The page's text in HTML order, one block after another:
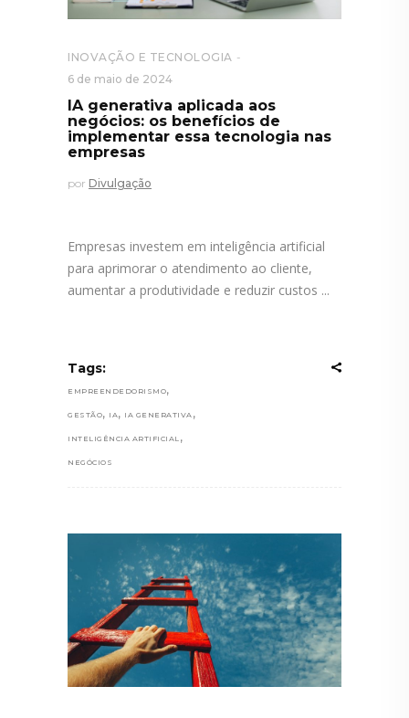
INOVAÇÃO E TECNOLOGIA
6 de maio de 2024
IA generativa aplicada aos
negócios: os benefícios de
implementar essa tecnologia nas
empresas
por Divulgação
Empresas investem em inteligência artificial
para aprimorar o atendimento ao cliente,
aumentar a produtividade e reduzir custos
Tags:
EMPREENDEDORISMO,
GESTÃO, IA , IA GENERATIVA ,
INTELIGÊNCIA ARTIFICIAL ,
NEGÓCIOS